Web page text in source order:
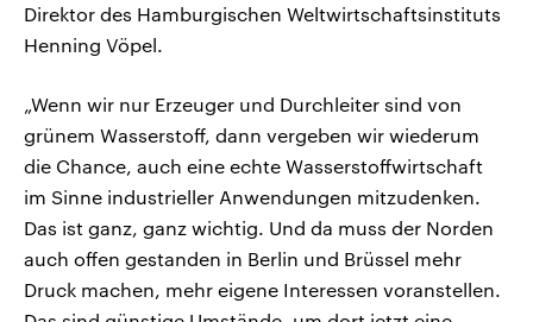
Direktor des Hamburgischen Weltwirtschaftsinstituts
Henning Vöpel.
„Wenn wir nur Erzeuger und Durchleiter sind von
grünem Wasserstoff, dann vergeben wir wiederum
die Chance, auch eine echte Wasserstoffwirtschaft
im Sinne industrieller Anwendungen mitzudenken.
Das ist ganz, ganz wichtig. Und da muss der Norden
auch offen gestanden in Berlin und Brüssel mehr
Druck machen, mehr eigene Interessen voranstellen.